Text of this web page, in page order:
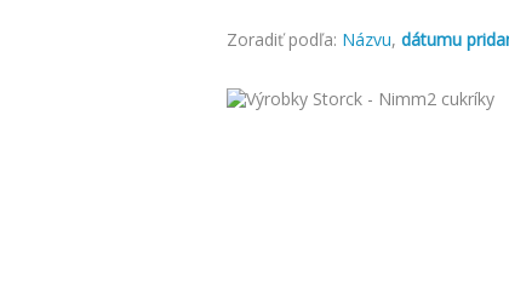
Zoradiť podľa: Názvu, dátumu